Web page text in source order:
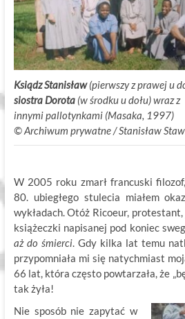
Ksiądz Stanisław(pierwszy z prawej u
siostra Dorota(w środku u dołu) wraz z
innymi pallotynkami (Masaka, 1997)
©.Archiwum prywatne / Stanisław
W 2005 roku zmarł francuski
80. ubiegłego stulecia miałem
wykładach. Otóż Ricoeur,
książeczki napisanej pod koniec
aż do śmierci. Gdy kilka lat temu
przypomniała mi się natychmiast
66 lat, która często powtarzała, że
tak żyła!
Nie sposób nie zapytać w